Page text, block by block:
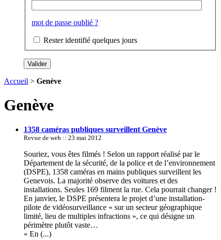
mot de passe oublié ?
Rester identifié quelques jours
Accueil > Genève
Genève
1358 caméras publiques surveillent Genève
Revue de web :: 23 mai 2012
Souriez, vous êtes filmés ! Selon un rapport réalisé par le
Département de la sécurité, de la police et de l’environnement
(DSPE), 1358 caméras en mains publiques surveillent les
Genevois. La majorité observe des voitures et des
installations. Seules 169 filment la rue. Cela pourrait changer !
En janvier, le DSPE présentera le projet d’une installation-
pilote de vidéosurveillance « sur un secteur géographique
limité, lieu de multiples infractions », ce qui désigne un
périmètre plutôt vaste…
« En (...)